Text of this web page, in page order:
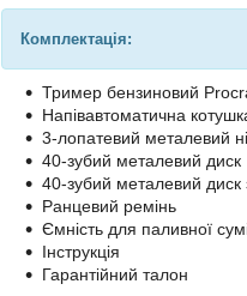
Комплектація:
Тример бензиновий
Напівавтоматична
3-лопатевий металевий
40-зубий металевий диск
40-зубий металевий диск
Ранцевий ремінь
Ємність для паливної
Інструкція
Гарантійний талон